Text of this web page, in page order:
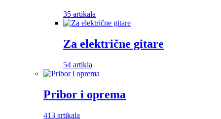
35 artikala
Za električne gitare
54 artikla
Pribor i oprema
413 artikala